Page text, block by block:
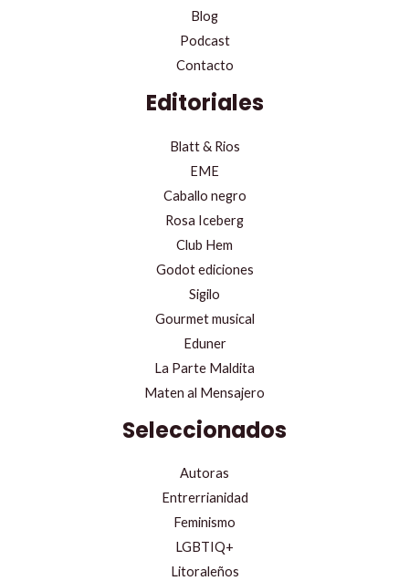
Blog
Podcast
Contacto
Editoriales
Blatt & Rios
EME
Caballo negro
Rosa Iceberg
Club Hem
Godot ediciones
Sigilo
Gourmet musical
Eduner
La Parte Maldita
Maten al Mensajero
Seleccionados
Autoras
Entrerrianidad
Feminismo
LGBTIQ+
Litoraleños